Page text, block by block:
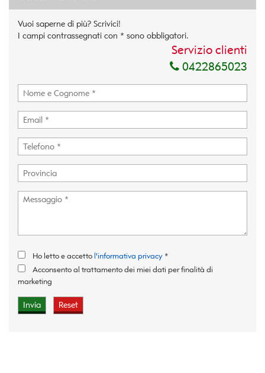
Vuoi saperne di più? Scrivici!
I campi contrassegnati con * sono obbligatori.
Servizio clienti
0422865023
Ho letto e accetto l'informativa privacy *
Acconsento al trattamento dei miei dati per finalità di
marketing